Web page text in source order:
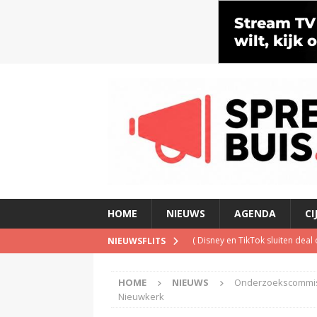
HOME NIEUWS AGENDA
NIEUWSFLITS ( Disney en TikTok sluiten
(Ronald Vecht (Juridische
HOME NIEUWS
Nieuwkerk